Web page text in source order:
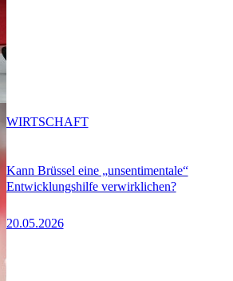
Kann Brüssel eine „unsentimentale“
Entwicklungshilfe verwirklichen?
20.05.2026
WIRTSCHAFT